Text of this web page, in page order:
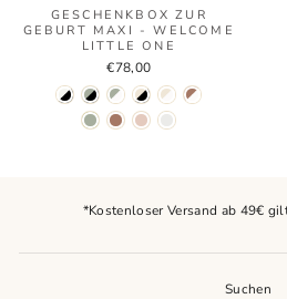
GESCHENKBOX ZUR
GEBURT MAXI - WELCOME
LITTLE ONE
€78,00
*Kostenloser Versand ab 49€
Suchen